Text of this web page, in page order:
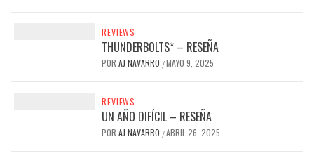
REVIEWS
THUNDERBOLTS* – RESEÑA
POR AJ NAVARRO /MAYO 9, 2025
REVIEWS
UN AÑO DIFÍCIL – RESEÑA
POR AJ NAVARRO /ABRIL 26, 2025